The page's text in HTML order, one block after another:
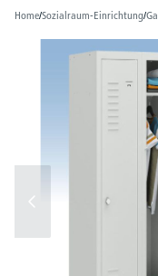
Home/Sozialraum-Einrichtung/
Bildergalerie überspringen